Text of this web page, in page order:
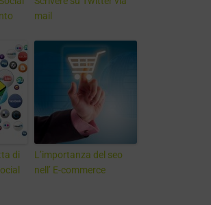
mail
di
L’importanza del seo
nell’ E-commerce